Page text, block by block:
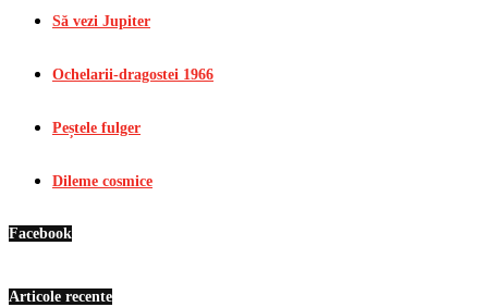
Să vezi Jupiter
Ochelarii-dragostei 1966
Peștele fulger
Dileme cosmice
Facebook
Articole recente